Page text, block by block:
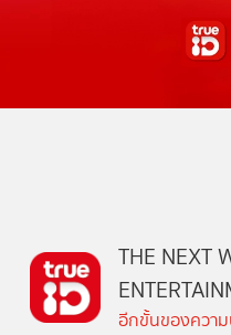
THE NEXT
อีกขั้นของควา